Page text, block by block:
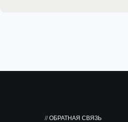
// ОБРАТНАЯ СВЯЗЬ